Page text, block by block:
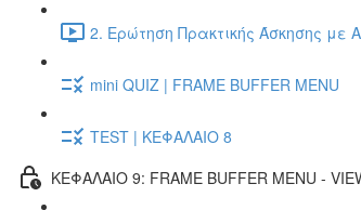
2. Ερώτηση Πρακτικής Άσκησης
mini QUIZ | FRAME BUFFER MENU
TEST | ΚΕΦΑΛΑΙΟ 8
ΚΕΦΑΛΑΙΟ 9: FRAME BUFFER MENU -